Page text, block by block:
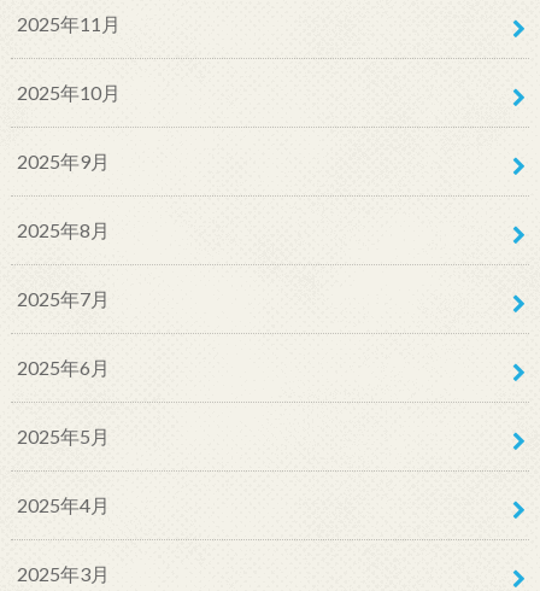
2025年11月
2025年10月
2025年9月
2025年8月
2025年7月
2025年6月
2025年5月
2025年4月
2025年3月